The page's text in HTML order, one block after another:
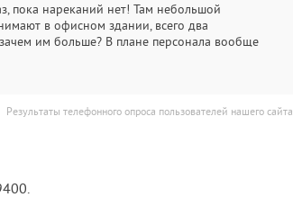
пока нареканий нет! Там небольшой
в офисном здании, всего два
им больше? В плане персонала вообще
Результаты телефонного опроса пользователей нашего сайта